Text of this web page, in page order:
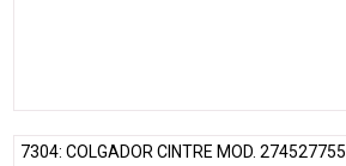
7304: COLGADOR CINTRE MOD. 274527755